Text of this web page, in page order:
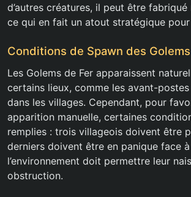
d’autres créatures, il peut être fabriqué
ce qui en fait un atout stratégique
Conditions de Spawn des
Les Golems de Fer apparaissent
certains lieux, comme les avant-
dans les villages. Cependant, pour
apparition manuelle, certaines
remplies : trois villageois doivent être
derniers doivent être en panique face
l’environnement doit permettre leur
obstruction.